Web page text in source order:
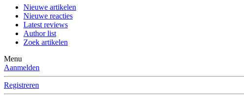
Nieuwe artikelen
Nieuwe reacties
Latest reviews
Author list
Zoek artikelen
Menu
Aanmelden
Registreren